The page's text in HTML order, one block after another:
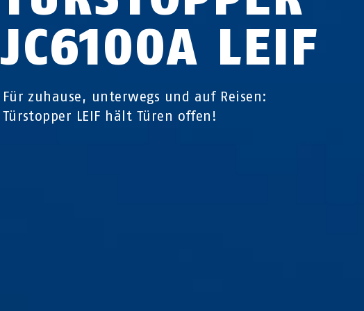
JC6100A LEIF
Für zuhause, unterwegs und auf Reisen:
Türstopper LEIF hält Türen offen!